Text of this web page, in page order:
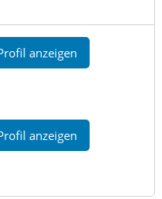
anzeigen
anzeigen